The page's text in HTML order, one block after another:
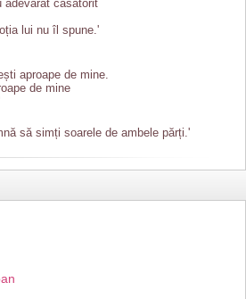
adevărat căsătorit
lui nu îl spune.'
aproape de mine.
de mine
să simți soarele de ambele părți.'